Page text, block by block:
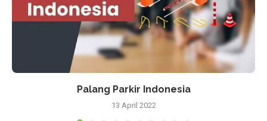
Palang Parkir Indonesia
13 April 2022